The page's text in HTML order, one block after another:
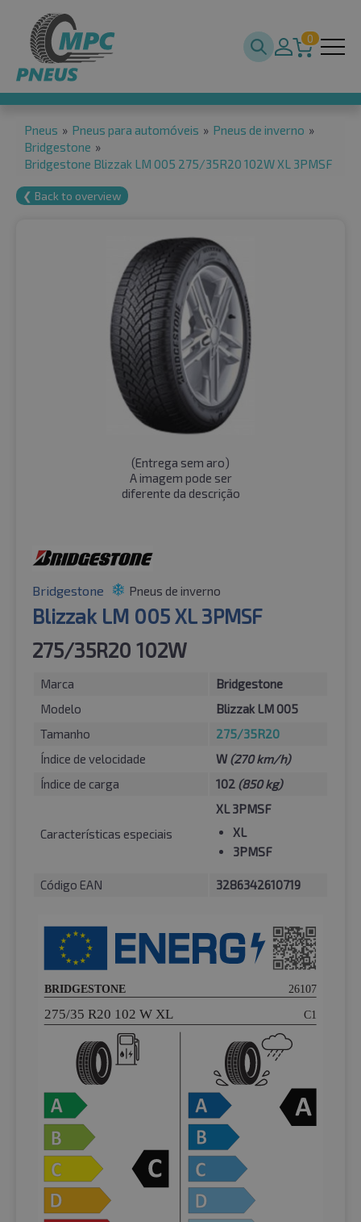
0
Pneus » Pneus para automóveis » Pneus de inverno »
Bridgestone »
Bridgestone Blizzak LM 005 275/35R20 102W XL 3PMSF
❮ Back to overview
(Entrega sem aro)
A imagem pode ser
diferente da descrição
Bridgestone Pneus de inverno
Blizzak LM 005 XL 3PMSF
275/35R20 102W
Marca
Bridgestone
Modelo
Blizzak LM 005
Tamanho
275/35R20
Índice de velocidade
W (270 km/h)
Índice de carga
102 (850 kg)
Características especiais
XL 3PMSF
XL
3PMSF
Código EAN 3286342610719